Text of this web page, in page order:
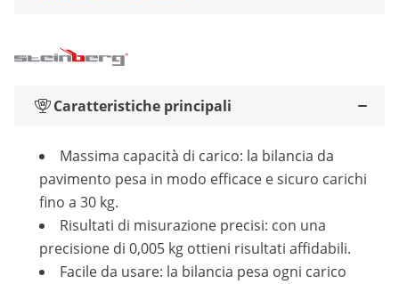
Caratteristiche principali
Massima capacità di carico: la bilancia da
pavimento pesa in modo efficace e sicuro carichi
fino a 30 kg.
Risultati di misurazione precisi: con una
precisione di 0,005 kg ottieni risultati affidabili.
Facile da usare: la bilancia pesa ogni carico